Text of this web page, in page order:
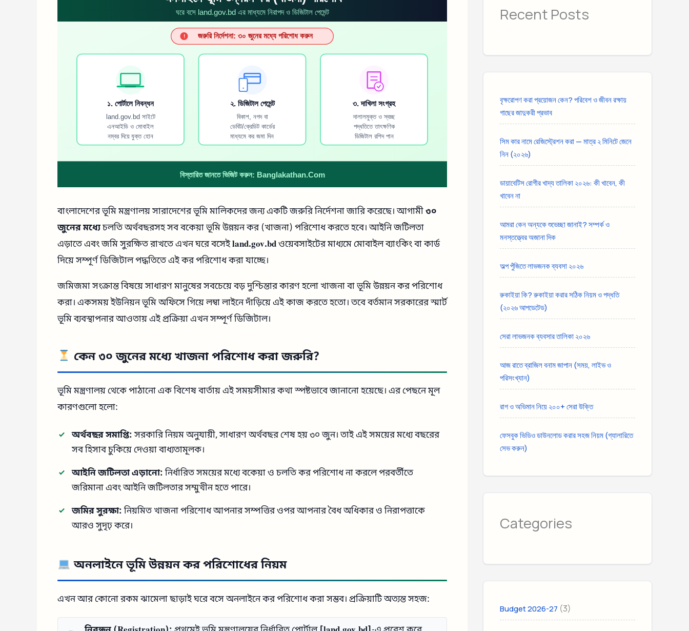
বাংলাদেশের ভূমি মন্ত্রণালয় সারাদেশের ভূমি মালিকদের জন্য একটি জরুরি নির্দেশনা জারি করেছে। আগামী৩০
জুনের মধ্যেচলতি অর্থবছরসহ সব বকেয়া ভূমি উন্নয়ন কর (খাজনা) পরিশোধ করতে হবে। আইনি জটিলতা
এড়াতে এবং জমি সুরক্ষিত রাখতে এখন ঘরে বসেইland.gov.bdওয়েবসাইটের মাধ্যমে মোবাইল ব্যাংকিং বা কার্ড
দিয়ে সম্পূর্ণ ডিজিটাল পদ্ধতিতে এই কর পরিশোধ করা যাচ্ছে।
জমিজমা সংক্রান্ত বিষয়ে সাধারণ মানুষের সবচেয়ে বড় দুশ্চিন্তার কারণ হলো খাজনা বা ভূমি উন্নয়ন কর পরিশোধ
করা। একসময় ইউনিয়ন ভূমি অফিসে গিয়ে লম্বা লাইনে দাঁড়িয়ে এই কাজ করতে হতো। তবে বর্তমান সরকারের স্মার্ট
ভূমি ব্যবস্থাপনার আওতায় এই প্রক্রিয়া এখন সম্পূর্ণ ডিজিটাল।
কেন ৩০ জুনের মধ্যে খাজনা পরিশোধ করা জরুরি?
ভূমি মন্ত্রণালয় থেকে পাঠানো এক বিশেষ বার্তায় এই সময়সীমার কথা স্পষ্টভাবে জানানো হয়েছে। এর পেছনে মূল
কারণগুলো হলো:
অর্থবছর সমাপ্তি:সরকারি নিয়ম অনুযায়ী, সাধারণ অর্থবছর শেষ হয় ৩০ জুন। তাই এই সময়ের মধ্যে বছরের
সব হিসাব চুকিয়ে দেওয়া বাধ্যতামূলক।
আইনি জটিলতা এড়ানো:নির্ধারিত সময়ের মধ্যে বকেয়া ও চলতি কর পরিশোধ না করলে পরবর্তীতে
জরিমানা এবং আইনি জটিলতার সম্মুখীন হতে পারে।
জমির সুরক্ষা:নিয়মিত খাজনা পরিশোধ আপনার সম্পত্তির ওপর আপনার বৈধ অধিকার ও নিরাপত্তাকে
আরও সুদৃঢ় করে।
অনলাইনে ভূমি উন্নয়ন কর পরিশোধের নিয়ম
এখন আর কোনো রকম ঝামেলা ছাড়াই ঘরে বসে অনলাইনে কর পরিশোধ করা সম্ভব। প্রক্রিয়াটি অত্যন্ত সহজ:
Recent Posts
বৃক্ষরোপণ করা প্রয়োজন কেন? পরিবেশ ও জীবন রক্ষায়
গাছের জাদুকরী প্রভাব
সিম কার নামে রেজিস্ট্রেশন করা — মাত্র ২ মিনিটে জেনে
নিন (২০২৬)
ডায়াবেটিস রোগীর খাদ্য তালিকা ২০২৬: কী খাবেন, কী
খাবেন না
আমরা কেন অন্যকে শুভেচ্ছা জানাই? সম্পর্ক ও
মনস্তত্ত্বের অজানা দিক
অল্প পুঁজিতে লাভজনক ব্যবসা ২০২৬
রুকাইয়া কি? রুকাইয়া করার সঠিক নিয়ম ও পদ্ধতি
(২০২৬ আপডেটেড)
সেরা লাভজনক ব্যবসার তালিকা ২০২৬
আজ রাতে ব্রাজিল বনাম জাপান (সময়, লাইভ ও
পরিসংখ্যান)
রাগ ও অভিমান নিয়ে ২০০+ সেরা উক্তি
ফেসবুক ভিডিও ডাউনলোড করার সহজ নিয়ম (গ্যালারিতে
সেভ করুন)
Categories
Budget 2026-27 (3)